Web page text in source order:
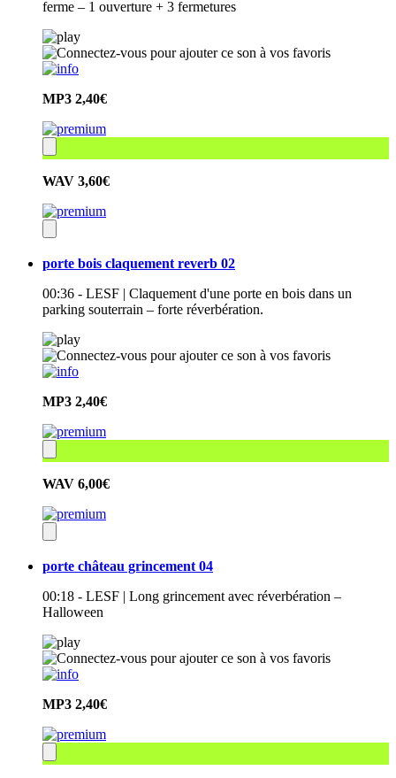
ferme – 1 ouverture + 3 fermetures
MP3 2,40€
WAV 3,60€
porte bois claquement reverb 02
00:36 - LESF | Claquement d'une porte en bois dans un
parking souterrain – forte réverbération.
MP3 2,40€
WAV 6,00€
porte château grincement 04
00:18 - LESF | Long grincement avec réverbération –
Halloween
MP3 2,40€